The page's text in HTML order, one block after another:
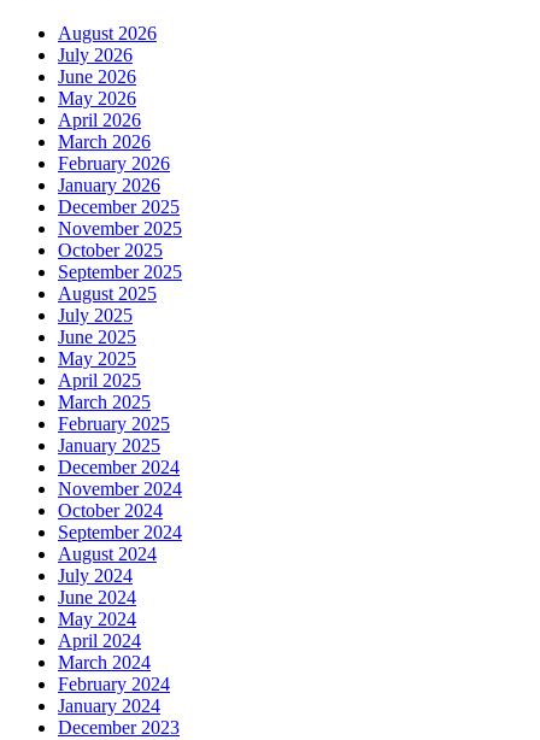
August 2026
July 2026
June 2026
May 2026
April 2026
March 2026
February 2026
January 2026
December 2025
November 2025
October 2025
September 2025
August 2025
July 2025
June 2025
May 2025
April 2025
March 2025
February 2025
January 2025
December 2024
November 2024
October 2024
September 2024
August 2024
July 2024
June 2024
May 2024
April 2024
March 2024
February 2024
January 2024
December 2023